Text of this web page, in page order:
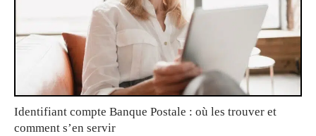
Identifiant compte Banque Postale : où les trouver et
comment s’en servir